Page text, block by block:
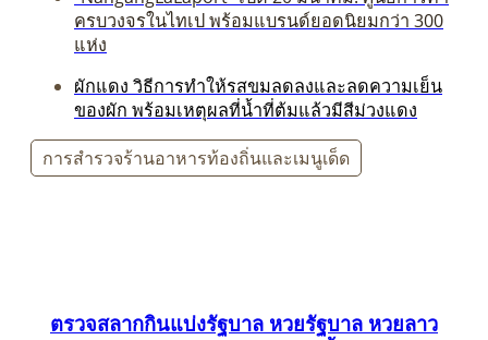
ครบวงจรในไทเป พร้อมแบรนด์ยอดนิยมกว่า 300
แห่ง
ผักแดง วิธีการทำให้รสขมลดลงและลดความเย็น
ของผัก พร้อมเหตุผลที่น้ำที่ต้มแล้วมีสีม่วงแดง
การสำรวจร้านอาหารท้องถิ่นและเมนูเด็ด
ตรวจสลากกินแบ่งรัฐบาล หวยรัฐบาล หวยลาว